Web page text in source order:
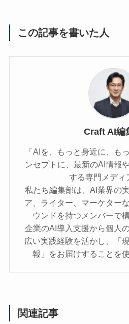
この記事を書いた人
Craft AI編
「AIを、もっと身近に、も
ンセプトに、最新のAI情報
する専門メディ
私たち編集部は、AI業界の
ア、ライター、マーケター
ウンドを持つメンバーで
企業のAI導入支援から個人
広い実践経験を活かし、「
報」をお届けすることを
関連記事